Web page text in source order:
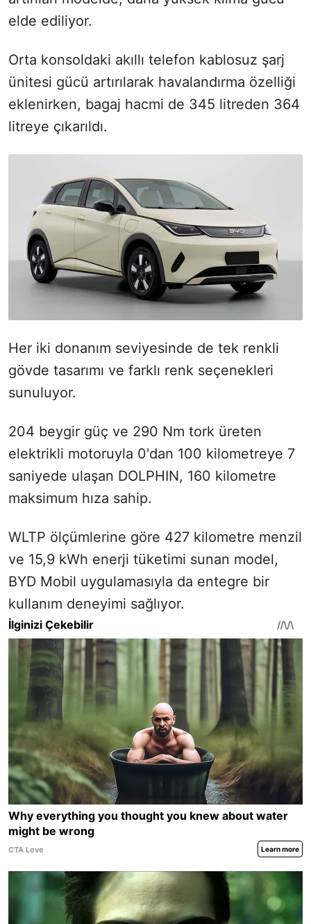
elde ediliyor.
Orta konsoldaki akıllı telefon kablosuz şarj
ünitesi gücü artırılarak havalandırma özelliği
eklenirken, bagaj hacmi de 345 litreden 364
litreye çıkarıldı.
Her iki donanım seviyesinde de tek renkli
gövde tasarımı ve farklı renk seçenekleri
sunuluyor.
204 beygir güç ve 290 Nm tork üreten
elektrikli motoruyla 0'dan 100 kilometreye 7
saniyede ulaşan DOLPHIN, 160 kilometre
maksimum hıza sahip.
WLTP ölçümlerine göre 427 kilometre menzil
ve 15,9 kWh enerji tüketimi sunan model,
BYD Mobil uygulamasıyla da entegre bir
kullanım deneyimi sağlıyor.